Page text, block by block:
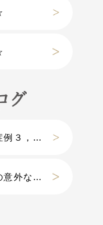
グ
に密着【密着第④弾】
な関係